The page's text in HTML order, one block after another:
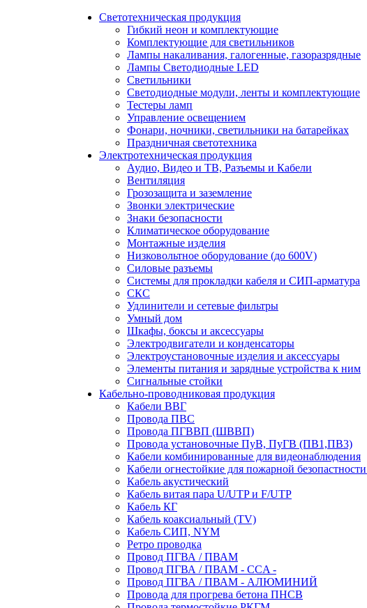
Светотехническая продукция
Гибкий неон и комплектующие
Комплектующие для светильников
Лампы накаливания, галогенные, газоразрядные
Лампы Светодиодные LED
Светильники
Светодиодные модули, ленты и комплектующие
Тестеры ламп
Управление освещением
Фонари, ночники, светильники на батарейках
Праздничная светотехника
Электротехническая продукция
Аудио, Видео и ТВ, Разъемы и Кабели
Вентиляция
Грозозащита и заземление
Звонки электрические
Знаки безопасности
Климатическое оборудование
Монтажные изделия
Низковольтное оборудование (до 600V)
Силовые разъемы
Системы для прокладки кабеля и СИП-арматура
СКС
Удлинители и сетевые фильтры
Умный дом
Шкафы, боксы и аксессуары
Электродвигатели и конденсаторы
Электроустановочные изделия и аксессуары
Элементы питания и зарядные устройства к ним
Сигнальные стойки
Кабельно-проводниковая продукция
Кабели ВВГ
Провода ПВС
Провода ПГВВП (ШВВП)
Провода установочные ПуВ, ПуГВ (ПВ1,ПВ3)
Кабели комбинированные для видеонаблюдения
Кабели огнестойкие для пожарной
Кабель акустический
Кабель витая пара U/UTP и F/UTP
Кабель КГ
Кабель коаксиальный (TV)
Кабель СИП, NYM
Ретро проводка
Провод ПГВА / ПВАМ
Провод ПГВА / ПВАМ - CCA -
Провод ПГВА / ПВАМ - АЛЮМИНИЙ
Провода для прогрева бетона ПНСВ